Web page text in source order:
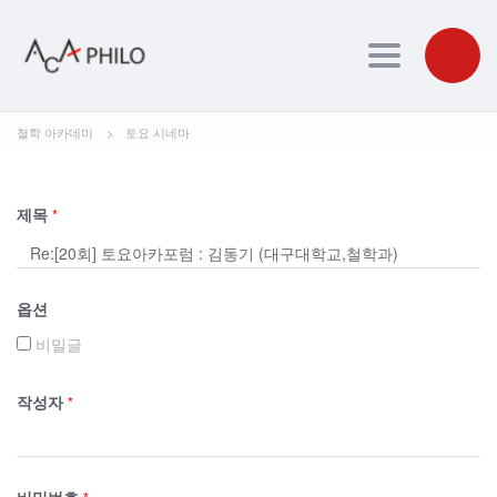
Toggle
철학 아카데미 > 토요 시네마
제목 *
옵션
비밀글
작성자 *